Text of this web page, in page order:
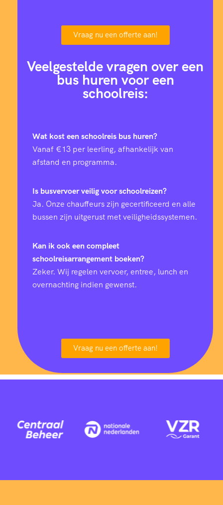
Vraag nu een offerte aan!
Veelgestelde vragen over een
bus huren voor een
schoolreis:
Wat kost een schoolreis bus huren?
Vanaf €13 per leerling, afhankelijk van
afstand en programma.
Is busvervoer veilig voor schoolreizen?
Ja. Onze chauffeurs zijn gecertificeerd en alle
bussen zijn uitgerust met veiligheidssystemen.
Kan ik ook een compleet
schoolreisarrangement boeken?
Zeker. Wij regelen vervoer, entree, lunch en
overnachting indien gewenst.
Vraag nu een offerte aan!